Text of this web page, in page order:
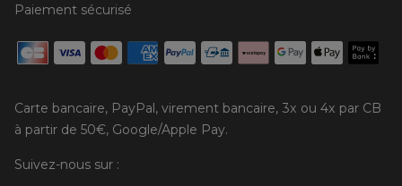
Paiement sécurisé
Carte bancaire, PayPal, virement bancaire, 3x ou 4x par CB
à partir de 50€, Google/Apple Pay.
Suivez-nous sur :